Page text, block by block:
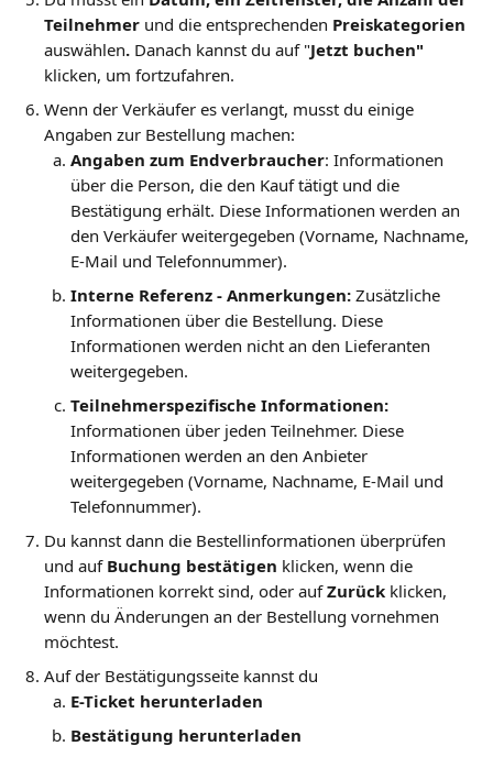
Teilnehmer und die entsprechenden Preiskategorien
auswählen. Danach kannst du auf "Jetzt buchen"
klicken, um fortzufahren.
Wenn der Verkäufer es verlangt, musst du einige
Angaben zur Bestellung machen:
Angaben zum Endverbraucher: Informationen
über die Person, die den Kauf tätigt und die
Bestätigung erhält. Diese Informationen werden an
den Verkäufer weitergegeben (Vorname, Nachname,
E-Mail und Telefonnummer).
Interne Referenz - Anmerkungen: Zusätzliche
Informationen über die Bestellung. Diese
Informationen werden nicht an den Lieferanten
weitergegeben.
Teilnehmerspezifische Informationen:
Informationen über jeden Teilnehmer. Diese
Informationen werden an den Anbieter
weitergegeben (Vorname, Nachname, E-Mail und
Telefonnummer).
Du kannst dann die Bestellinformationen überprüfen
und auf Buchung bestätigen klicken, wenn die
Informationen korrekt sind, oder auf Zurück klicken,
wenn du Änderungen an der Bestellung vornehmen
möchtest.
Auf der Bestätigungsseite kannst du
E-Ticket herunterladen
Bestätigung herunterladen